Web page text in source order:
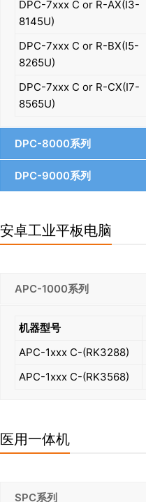
DPC-7xxx C or R-AX(I3-
8145U)
DPC-7xxx C or R-BX(I5-
8265U)
DPC-7xxx C or R-CX(I7-
8565U)
DPC-8000系列
DPC-9000系列
安卓工业平板电脑
APC-1000系列
机器型号
APC-1xxx C-(RK3288)
APC-1xxx C-(RK3568)
医用一体机
SPC系列